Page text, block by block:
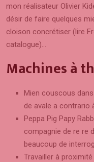
mon réalisateur Olivier
désir de faire quelques
cloison concrétiser (lire
catalogue)…
Machines à
Mien couscous
de avale a contrario
Peppa Pig Papy
compagnie de re re
beaucoup de
Travailler à